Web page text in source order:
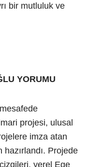
bir mutluluk ve
YORUMU
projesi, ulusal
imza atan
hazırlandı. Projede
yerel Ege